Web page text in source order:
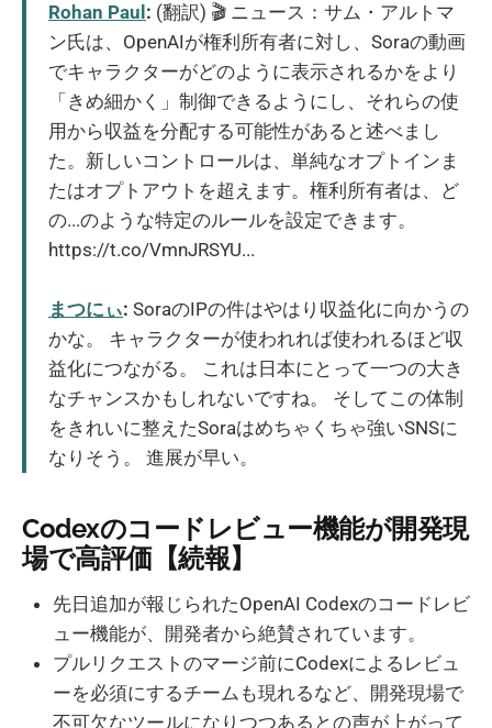
Rohan Paul : (翻訳) 🎬 ニュース：サム・アルトマ
ン氏は、OpenAIが権利所有者に対し、Soraの動画
でキャラクターがどのように表示されるかをより
「きめ細かく」制御できるようにし、それらの使
用から収益を分配する可能性があると述べまし
た。新しいコントロールは、単純なオプトインま
たはオプトアウトを超えます。権利所有者は、ど
の...のような特定のルールを設定できます。
https://t.co/VmnJRSYU...
まつにぃ: SoraのIPの件はやはり収益化に向かうの
かな。 キャラクターが使われれば使われるほど収
益化につながる。 これは日本にとって一つの大き
なチャンスかもしれないですね。 そしてこの体制
をきれいに整えたSoraはめちゃくちゃ強いSNSに
なりそう。 進展が早い。
Codexのコードレビュー機能が開発現
場で高評価【続報】
先日追加が報じられたOpenAI Codexのコードレビ
ュー機能が、開発者から絶賛されています。
プルリクエストのマージ前にCodexによるレビュ
ーを必須にするチームも現れるなど、開発現場で
不可欠なツールになりつつあるとの声が上がって